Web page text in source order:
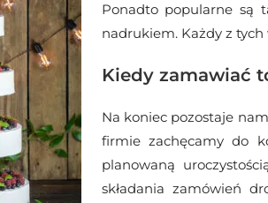
Ponadto popularne są
nadrukiem. Każdy z
Kiedy zamawiać
Na koniec pozostaje
firmie zachęcamy do
planowaną
składania zamówień